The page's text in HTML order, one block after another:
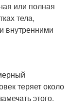
или полная
тела,
внутренними
теряет около
этого.